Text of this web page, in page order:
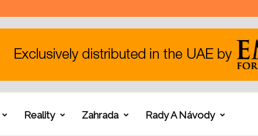
Reality Zahrada Rady A Návody